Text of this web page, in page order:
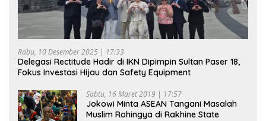
Rabu, 10 Desember 2025 | 17:33
Delegasi Rectitude Hadir di IKN Dipimpin Sultan Paser 18,
Fokus Investasi Hijau dan Safety Equipment
Sabtu, 16 Maret 2019 | 17:57
Jokowi Minta ASEAN Tangani Masalah
Muslim Rohingya di Rakhine State